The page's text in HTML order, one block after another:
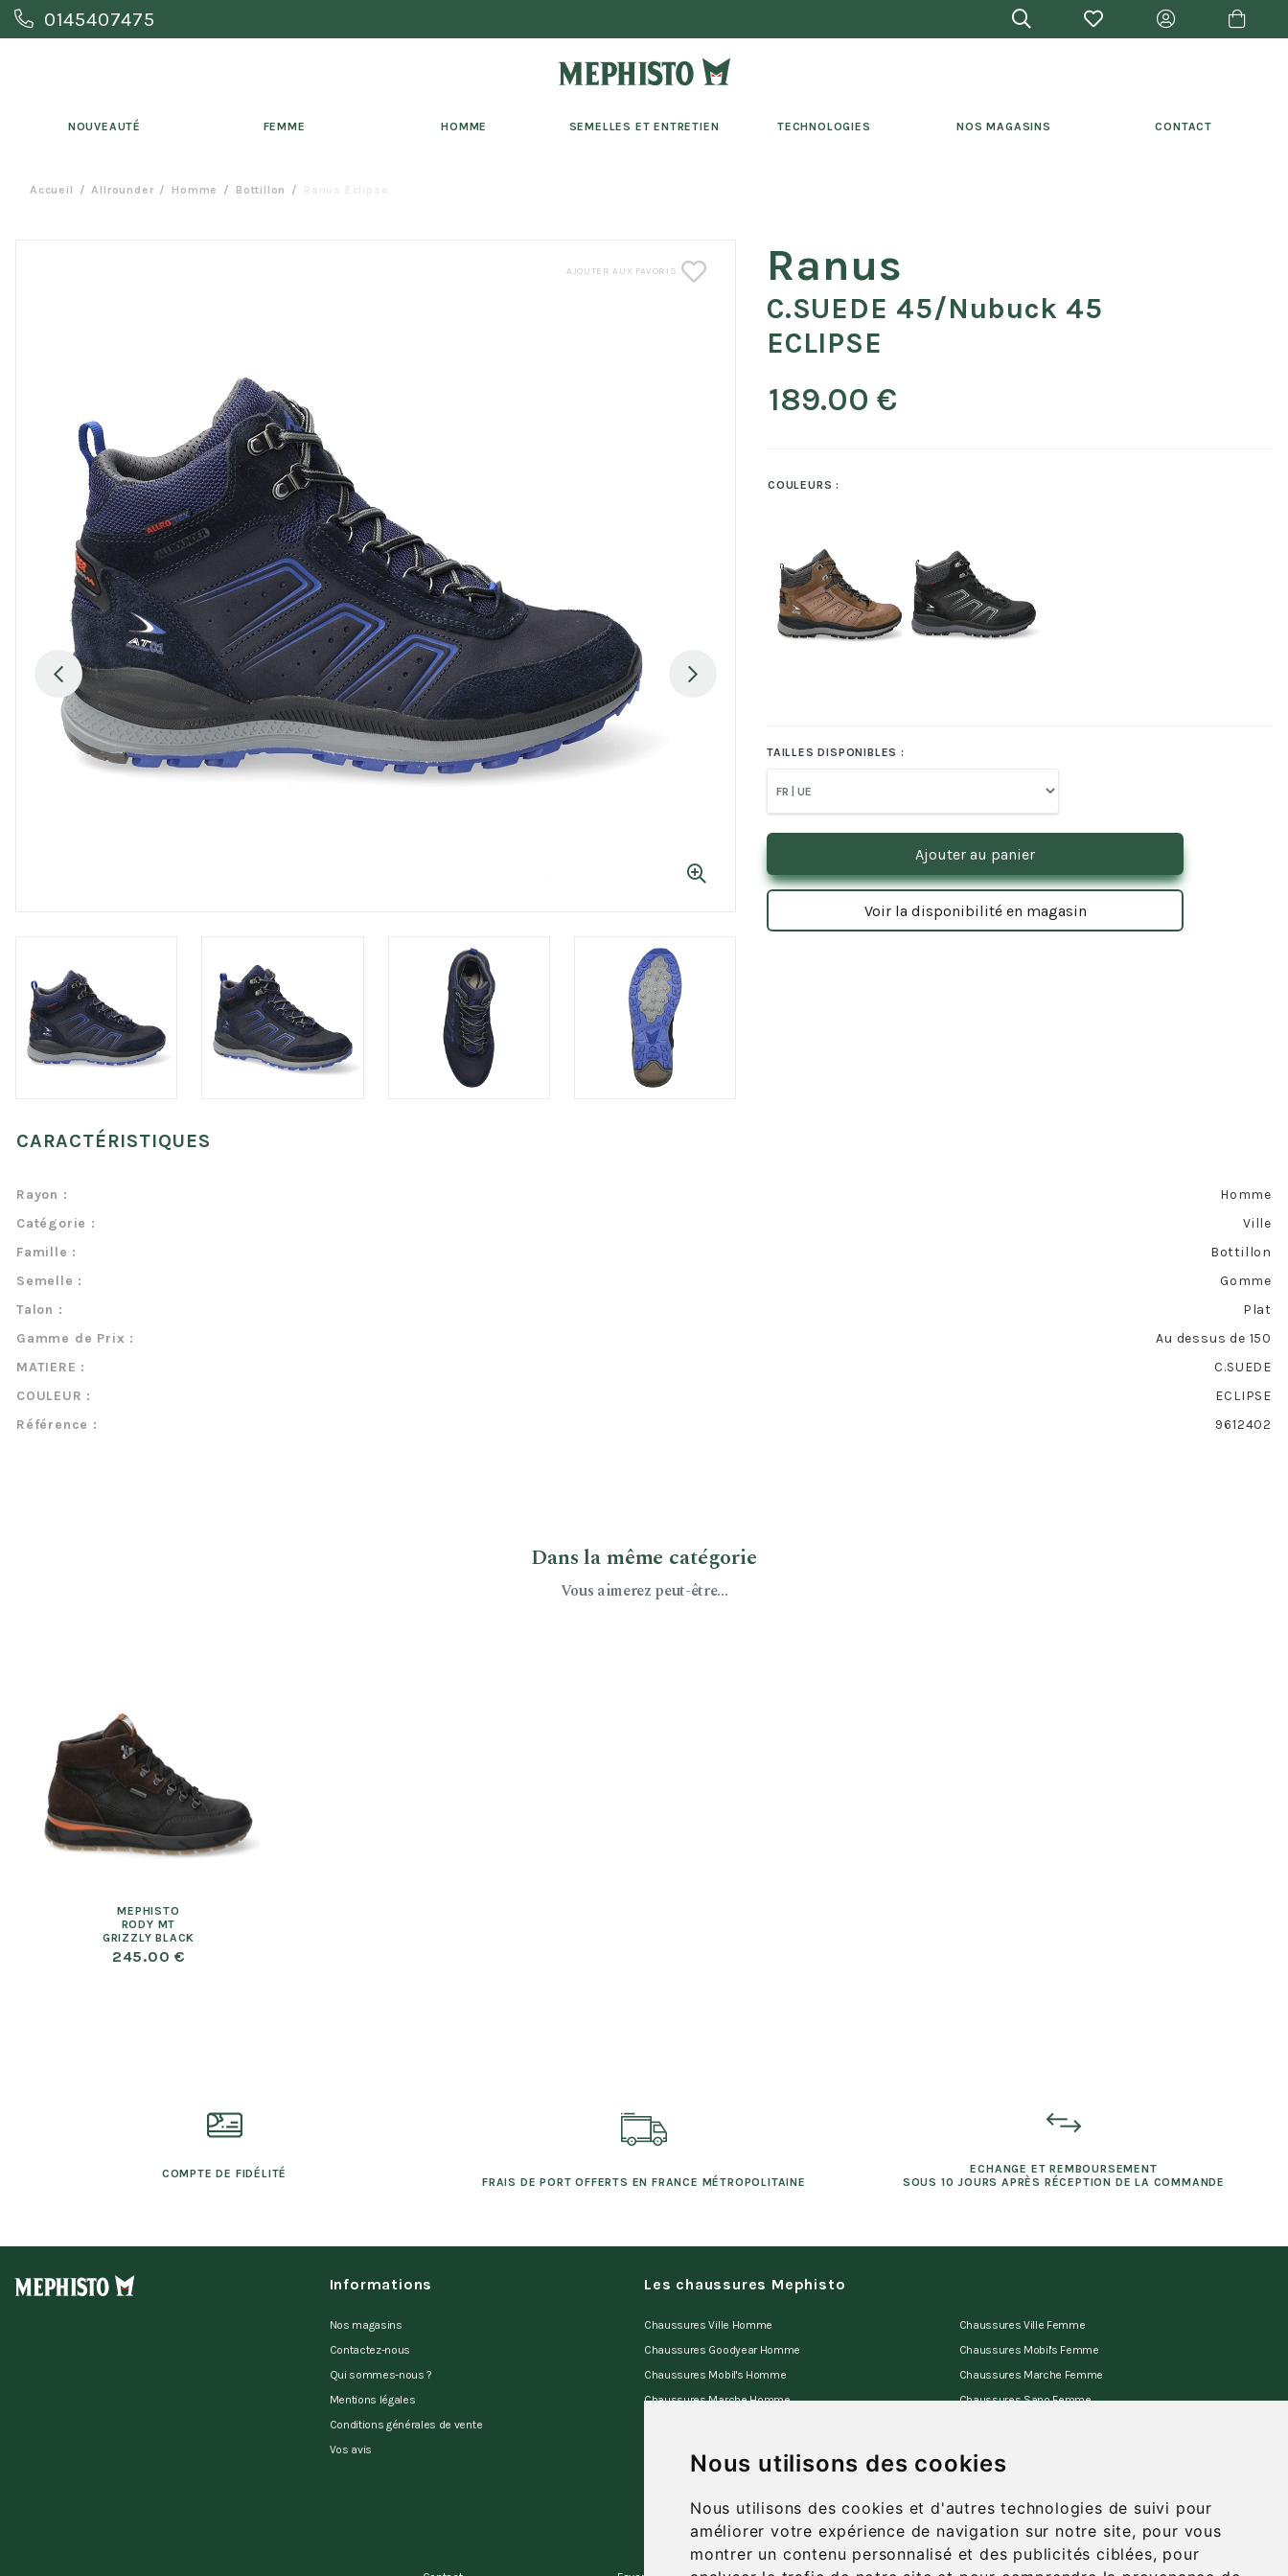
Nous utilisons des cookies
Nous utilisons des cookies et d'autres technologies de suivi pour
améliorer votre expérience de navigation sur notre site, pour vous
montrer un contenu personnalisé et des publicités ciblées, pour
0145407475
NOUVEAUTÉ FEMME HOMME SEMELLES ET ENTRETIEN TECHNOLOGIES NOS MAGASINS CONTACT
Accueil Allrounder Homme Bottillon
AJOUTER AUX FAVORIS
Previous
Ranus
C.SUEDE 45/nubuck 45
ECLIPSE
COULEURS :
TAILLES DISPONIBLES :
Ajouter au panier
Voir la disponibilité en magasin
CARACTÉRISTIQUES
Rayon :
Homme
Catégorie :
Ville
Famille :
Bottillon
Semelle :
Gomme
Talon :
Plat
Gamme de Prix :
Au dessus de 150
MATIERE :
C.SUEDE
COULEUR :
ECLIPSE
Référence :
9612402
Dans la même catégorie
Vous aimerez peut-être...
MEPHISTO
RODY MT
GRIZZLY BLACK
245.00 €
COMPTE DE FIDÉLITÉ
FRAIS DE PORT OFFERTS EN FRANCE MÉTROPOLITAINE
ECHANGE ET REMBOURSEMENT
SOUS 10 JOURS APRÈS RÉCEPTION DE LA COMMANDE
Informations
Nos magasins
Contactez-nous
Qui sommes-nous ?
Mentions légales
Conditions générales de vente
Vos avis
Les chaussures Mephisto
Chaussures Ville Homme
Chaussures Goodyear Homme
Chaussures Mobil's Homme
Chaussures Marche Homme
Sandales Homme
Mules d'appartement Homme
Chaussures Ville Femme
Chaussures Mobil's Femme
Chaussures Marche Femme
Chaussures Sano Femme
Mules d'appartement Femme